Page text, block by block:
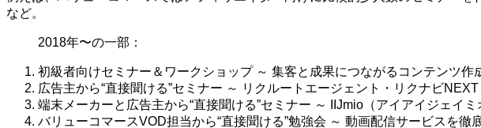
など。
2018年〜の一部：
初級者向けセミナー＆ワークショップ ～ 集客と成果につながるコンテンツ作
広告主から“直接聞ける”セミナー ～ リクルートエージェント・リクナビNEXT
端末メーカーと広告主から“直接聞ける”セミナー ～ IIJmio（アイアイジェイミ
バリューコマースVOD担当から“直接聞ける”勉強会 ～ 動画配信サービスを徹